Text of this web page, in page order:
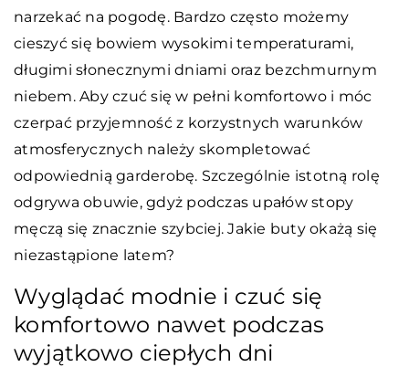
narzekać na pogodę. Bardzo często możemy
cieszyć się bowiem wysokimi temperaturami,
długimi słonecznymi dniami oraz bezchmurnym
niebem. Aby czuć się w pełni komfortowo i móc
czerpać przyjemność z korzystnych warunków
atmosferycznych należy skompletować
odpowiednią garderobę. Szczególnie istotną rolę
odgrywa obuwie, gdyż podczas upałów stopy
męczą się znacznie szybciej. Jakie buty okażą się
niezastąpione latem?
Wyglądać modnie i czuć się
komfortowo nawet podczas
wyjątkowo ciepłych dni